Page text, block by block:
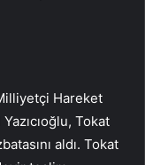
Hareket
Tokat
aldı. Tokat